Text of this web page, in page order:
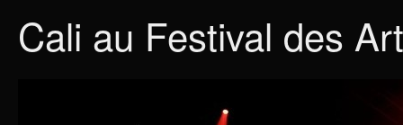
Cali au Festival des